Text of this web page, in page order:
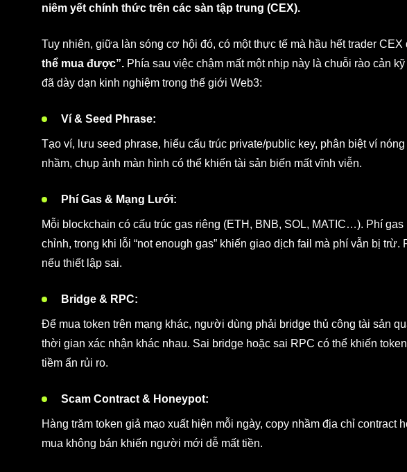
niêm yết chính thức trên các sàn tập trung (CEX).
Tuy nhiên, giữa làn sóng cơ hội đó, có một thực tế mà hầu hết trader CEX
thể mua được”. Phía sau việc chậm mất một nhịp này là chuỗi rào cản
đã dày dạn kinh nghiệm trong thế giới Web3:
Ví & Seed Phrase:
Tạo ví, lưu seed phrase, hiểu cấu trúc private/public key, phân biệt ví
nhầm, chụp ảnh màn hình có thể khiến tài sản biến mất vĩnh viễn.
Phí Gas & Mạng Lưới:
Mỗi blockchain có cấu trúc gas riêng (ETH, BNB, SOL, MATIC…). Phí
chỉnh, trong khi lỗi “not enough gas” khiến giao dịch fail mà phí vẫn bị
nếu thiết lập sai.
Bridge & RPC:
Để mua token trên mạng khác, người dùng phải bridge thủ công tài sản
thời gian xác nhận khác nhau. Sai bridge hoặc sai RPC có thể khiến
tiềm ẩn rủi ro.
Scam Contract & Honeypot:
Hàng trăm token giả mạo xuất hiện mỗi ngày, copy nhầm địa chỉ contract
mua không bán khiến người mới dễ mất tiền.